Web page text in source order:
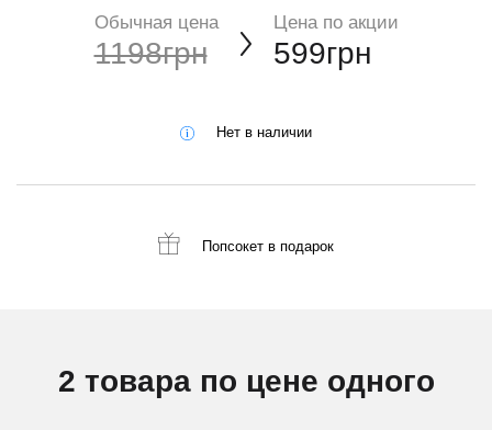
Обычная цена
1198грн
Цена по акции
599грн
Нет в наличии
Попсокет в подарок
2 товара по цене одного